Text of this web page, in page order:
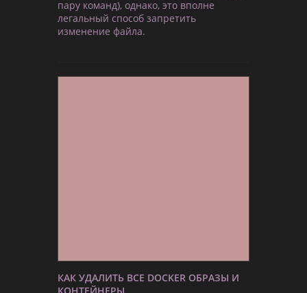
пару команд), однако, это вполне
легальный способ запретить
изменение файла.
КАК УДАЛИТЬ ВСЕ DOCKER ОБРАЗЫ И
КОНТЕЙНЕРЫ